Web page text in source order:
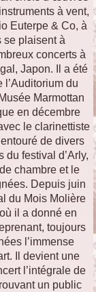
à vent,
Euterpe & Co, à
se plaisent à
concerts à
Japon. Il a été
l’Auditorium du
Marmottan
en décembre
le clarinettiste
de divers
du festival d’Arly,
chambre et le
Depuis juin
du Mois Molière
il a donné en
toujours
l’immense
Il devient une
l’intégrale de
un public